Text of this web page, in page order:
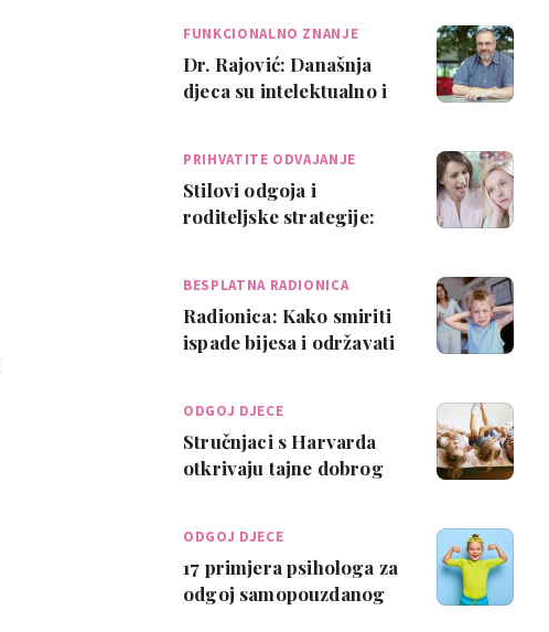
FUNKCIONALNO ZNANJE
Dr. Rajović: Današnja
djeca su intelektualno i
PRIHVATITE ODVAJANJE
Stilovi odgoja i
roditeljske strategije:
BESPLATNA RADIONICA
Radionica: Kako smiriti
ispade bijesa i održavati
ODGOJ DJECE
Stručnjaci s Harvarda
otkrivaju tajne dobrog
ODGOJ DJECE
17 primjera psihologa za
odgoj samopouzdanog